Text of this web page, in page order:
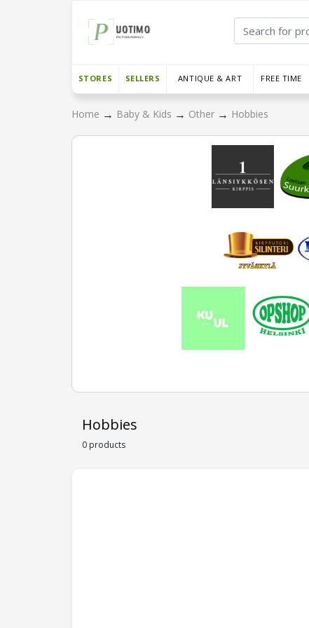
STORES SELLERS ANTIQUE & ART FREE TIME
Home → Baby & Kids → Other → Hobbies
Hobbies
0 products